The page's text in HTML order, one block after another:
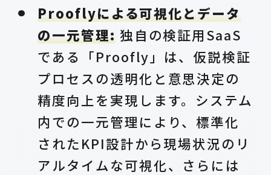
Prooflyによる可視化とデータ
の一元管理:独自の検証用SaaS
である「Proofly」は、仮説検証
プロセスの透明化と意思決定の
精度向上を実現します。システム
内での一元管理により、標準化
されたKPI設計から現場状況のリ
アルタイムな可視化、さらには